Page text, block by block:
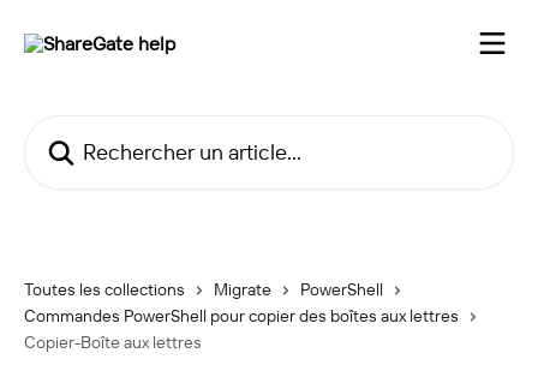
Toutes les collections Migrate
PowerShell
Commandes PowerShell pour copier des boîtes aux lettres
Copier-Boîte aux lettres